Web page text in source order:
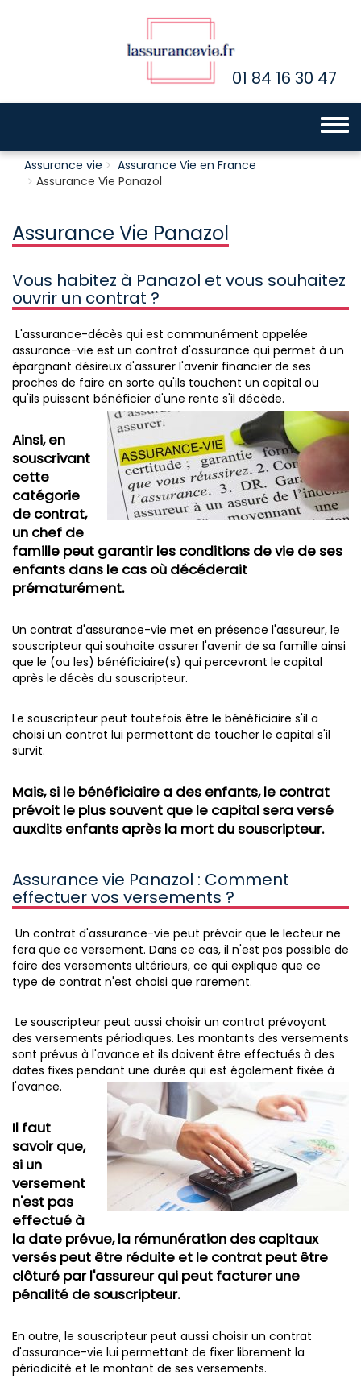
01 84 16 30 47
Toggle
Assurance vie
Assurance Vie en France
Assurance Vie Panazol
Assurance Vie Panazol
Vous habitez à Panazol et vous souhaitez
ouvrir un contrat ?
L'assurance-décès qui est communément appelée
assurance-vie est un contrat d'assurance qui permet à un
épargnant désireux d'assurer l'avenir financier de ses
proches de faire en sorte qu'ils touchent un capital ou
qu'ils puissent bénéficier d'une rente s'il décède.
Ainsi, en
souscrivant
cette
catégorie
de contrat,
un chef de
famille peut garantir les conditions de vie de ses
enfants dans le cas où décéderait
prématurément.
Un contrat d'assurance-vie met en présence l'assureur, le
souscripteur qui souhaite assurer l'avenir de sa famille ainsi
que le (ou les) bénéficiaire(s) qui percevront le capital
après le décès du souscripteur.
Le souscripteur peut toutefois être le bénéficiaire s'il a
choisi un contrat lui permettant de toucher le capital s'il
survit.
Mais, si le bénéficiaire a des enfants, le contrat
prévoit le plus souvent que le capital sera versé
auxdits enfants après la mort du souscripteur.
Assurance vie Panazol : Comment
effectuer vos versements ?
Un contrat d'assurance-vie peut prévoir que le lecteur ne
fera que ce versement. Dans ce cas, il n'est pas possible de
faire des versements ultérieurs, ce qui explique que ce
type de contrat n'est choisi que rarement.
Le souscripteur peut aussi choisir un contrat prévoyant
des versements périodiques. Les montants des versements
sont prévus à l'avance et ils doivent être effectués à des
dates fixes pendant une durée qui est également fixée à
l'avance.
Il faut
savoir que,
si un
versement
n'est pas
effectué à
la date prévue, la rémunération des capitaux
versés peut être réduite et le contrat peut être
clôturé par l'assureur qui peut facturer une
pénalité de souscripteur.
En outre, le souscripteur peut aussi choisir un contrat
d'assurance-vie lui permettant de fixer librement la
périodicité et le montant de ses versements.